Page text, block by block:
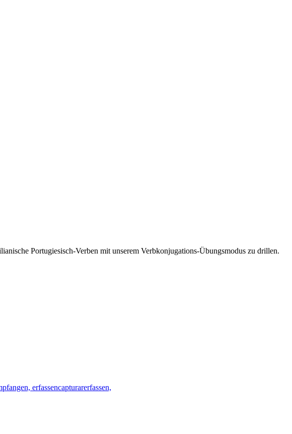
Portugiesisch-Verben mit unserem Verbkonjugations-Übungsmodus zu drillen.
erfassencapturarerfassen,